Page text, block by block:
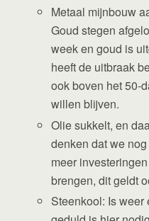
Metaal mijnbouw
Goud stegen
week en goud is
heeft de uitbraak
ook boven het 50-
willen blijven.
Olie sukkelt, en
denken dat we
meer
brengen, dit geldt
Steenkool: Is